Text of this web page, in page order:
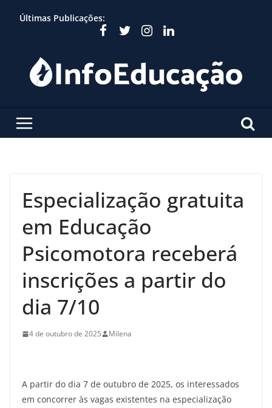
Últimas Publicações:
Especialização gratuita
em Educação
Psicomotora receberá
inscrições a partir do
dia 7/10
4 de outubro de 2025 Milena
A partir do dia 7 de outubro de 2025, os interessados
em concorrer às vagas existentes na especialização